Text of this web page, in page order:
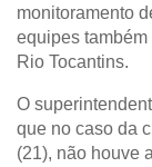
monitoramento
equipes
Rio Tocantins.
O
que no caso da
(21), não houve